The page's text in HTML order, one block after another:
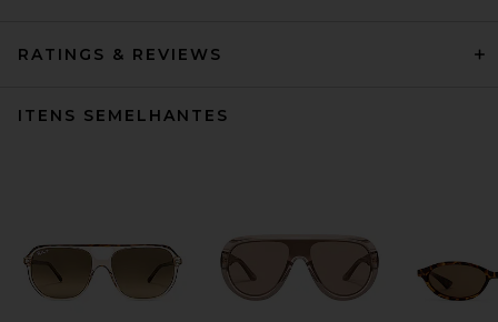
RATINGS & REVIEWS
ITENS SEMELHANTES